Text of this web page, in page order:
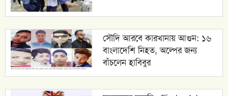
সৌদি আরবে কারখানায় আগুন: ১৬
বাংলাদেশি নিহত, অল্পের জন্য
বাঁচলেন হাবিবুর